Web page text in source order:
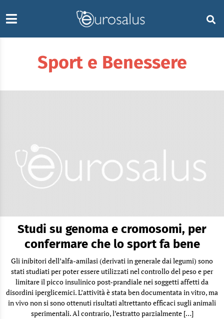
Sport e Benessere
Studi su genoma e cromosomi, per
confermare che lo sport fa bene
Gli inibitori dell’alfa-amilasi (derivati in generale dai legumi) sono
stati studiati per poter essere utilizzati nel controllo del peso e per
limitare il picco insulinico post-prandiale nei soggetti affetti da
disordini iperglicemici. L’attività è stata ben documentata in vitro, ma
in vivo non si sono ottenuti risultati altrettanto efficaci sugli animali
sperimentali. Al contrario, l’estratto parzialmente […]